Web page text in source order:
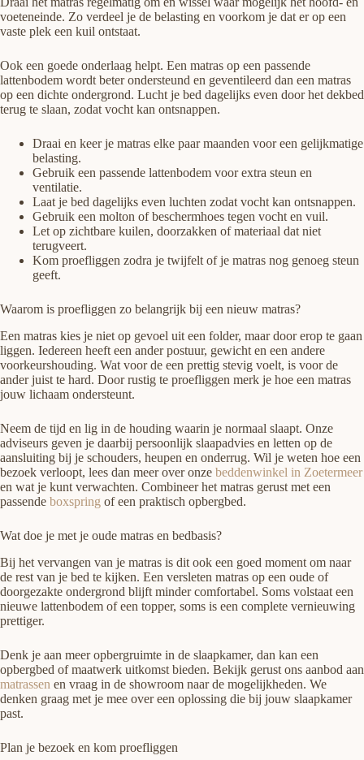
voeteneinde. Zo verdeel je de belasting en voorkom je dat er op een
vaste plek een kuil ontstaat.
Ook een goede onderlaag helpt. Een matras op een passende
lattenbodem wordt beter ondersteund en geventileerd dan een matras
op een dichte ondergrond. Lucht je bed dagelijks even door het dekbed
terug te slaan, zodat vocht kan ontsnappen.
Draai en keer je matras elke paar maanden voor een gelijkmatige
belasting.
Gebruik een passende lattenbodem voor extra steun en
ventilatie.
Laat je bed dagelijks even luchten zodat vocht kan ontsnappen.
Gebruik een molton of beschermhoes tegen vocht en vuil.
Let op zichtbare kuilen, doorzakken of materiaal dat niet
terugveert.
Kom proefliggen zodra je twijfelt of je matras nog genoeg steun
geeft.
Waarom is proefliggen zo belangrijk bij een nieuw matras?
Een matras kies je niet op gevoel uit een folder, maar door erop te gaan
liggen. Iedereen heeft een ander postuur, gewicht en een andere
voorkeurshouding. Wat voor de een prettig stevig voelt, is voor de
ander juist te hard. Door rustig te proefliggen merk je hoe een matras
jouw lichaam ondersteunt.
Neem de tijd en lig in de houding waarin je normaal slaapt. Onze
adviseurs geven je daarbij persoonlijk slaapadvies en letten op de
aansluiting bij je schouders, heupen en onderrug. Wil je weten hoe een
bezoek verloopt, lees dan meer over onze beddenwinkel in Zoetermeer
en wat je kunt verwachten. Combineer het matras gerust met een
passende boxspring of een praktisch opbergbed.
Wat doe je met je oude matras en bedbasis?
Bij het vervangen van je matras is dit ook een goed moment om naar
de rest van je bed te kijken. Een versleten matras op een oude of
doorgezakte ondergrond blijft minder comfortabel. Soms volstaat een
nieuwe lattenbodem of een topper, soms is een complete vernieuwing
prettiger.
Denk je aan meer opbergruimte in de slaapkamer, dan kan een
opbergbed of maatwerk uitkomst bieden. Bekijk gerust ons aanbod aan
matrassen en vraag in de showroom naar de mogelijkheden. We
denken graag met je mee over een oplossing die bij jouw slaapkamer
past.
Plan je bezoek en kom proefliggen